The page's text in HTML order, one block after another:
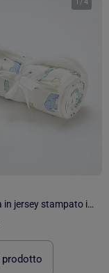
1 /4
Coperta in jersey stampato in cotone jersey
prodotto